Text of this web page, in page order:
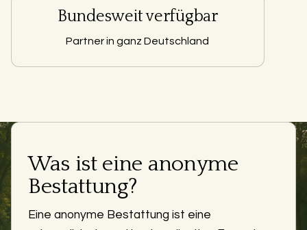
Bundesweit verfügbar
Partner in ganz Deutschland
Was ist eine anonyme
Bestattung?
Eine anonyme Bestattung ist eine